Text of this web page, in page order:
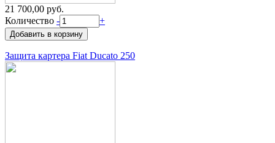
21 700,00 руб.
Количество - +
Защита картера Fiat Ducato 250